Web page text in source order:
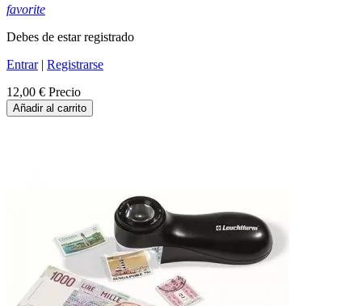
favorite
Debes de estar registrado
Entrar| Registrarse
12,00 € Precio
Añadir al carrito